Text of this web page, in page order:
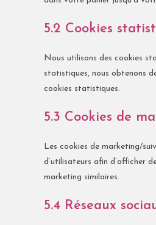
5.2 Cookies
Nous utilisons des cookies
statistiques, nous obtenons
cookies statistiques.
5.3 Cookies de
Les cookies de marketing/
d’utilisateurs afin d’afficher
marketing similaires.
5.4 Réseaux